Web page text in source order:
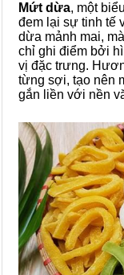
Mứt dừa, một
đem lại sự tinh tế
dừa mảnh mai,
chỉ ghi điểm bởi
vị đặc trưng.
từng sợi, tạo nên
gắn liền với nền